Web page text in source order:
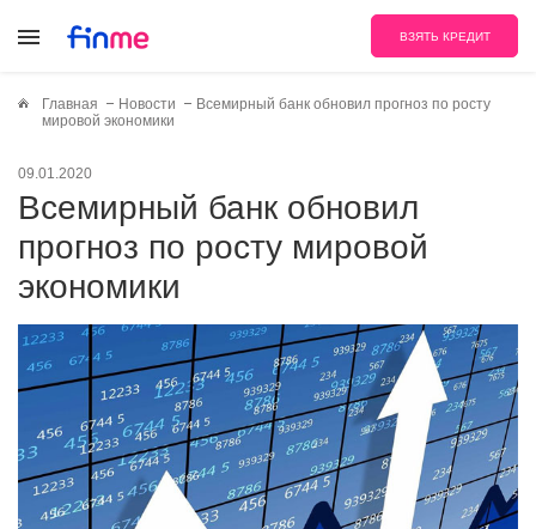
ВЗЯТЬ КРЕДИТ
Главная Новости
Всемирный банк обновил прогноз по росту
мировой экономики
09.01.2020
Всемирный банк обновил
прогноз по росту мировой
экономики